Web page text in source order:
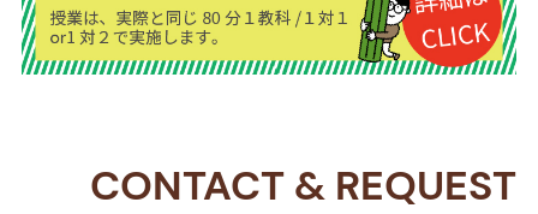
CONTACT & REQUEST